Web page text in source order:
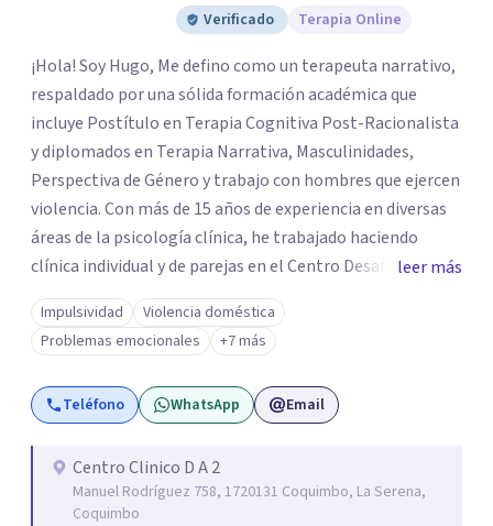
Verificado
Terapia Online
¡Hola! Soy Hugo, Me defino como un terapeuta narrativo,
respaldado por una sólida formación académica que
incluye Postítulo en Terapia Cognitiva Post-Racionalista
y diplomados en Terapia Narrativa, Masculinidades,
Perspectiva de Género y trabajo con hombres que ejercen
violencia. Con más de 15 años de experiencia en diversas
áreas de la psicología clínica, he trabajado haciendo
clínica individual y de parejas en el Centro Desafío de
Pareja y el Centro de Diálisis Renacer, coordinando el
Programa de Resocialización Para hombre que ejercen
Violencia contra la Pareja (PRHEVIP) y siendo docente en
la Universidad de Aconcagua impartiendo cátedras de
Psicología Social y Teoría de Sistemas Psicológicos y
leer más
Impulsividad
Violencia doméstica
Problemas emocionales
+7 más
Teléfono WhatsApp Email
Centro Clinico D A 2
Manuel Rodríguez 758, 1720131 Coquimbo, La Serena,
Coquimbo